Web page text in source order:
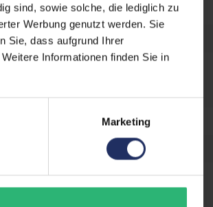
sind, sowie solche, die lediglich zu
Werbung genutzt werden. Sie
Sie, dass aufgrund Ihrer
Informationen finden Sie in
Marketing
Nein
2160 x 1620
264 ppi
Apple A12 Bionic @ 2,5 GHz